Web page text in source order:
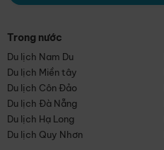
Trong nước
Du lịch Nam Du
Du lịch Miền tây
Du lịch Côn Đảo
Du lịch Đà Nẵng
Du lịch Hạ Long
Du lịch Quy Nhơn